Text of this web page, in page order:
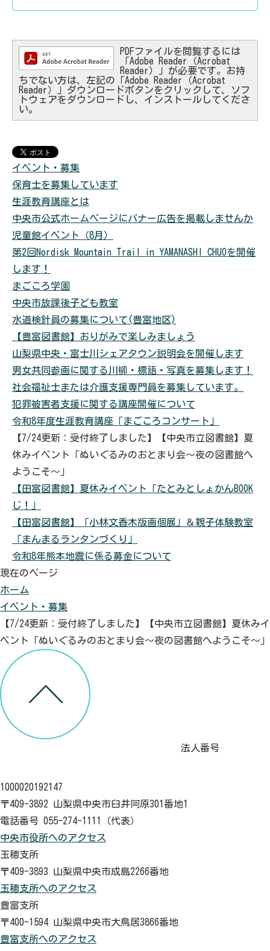
PDFファイルを閲覧するには
「Adobe Reader（Acrobat
Reader）」が必要です。お持
ちでない方は、左記の「Adobe Reader（Acrobat
Reader）」ダウンロードボタンをクリックして、ソフ
トウェアをダウンロードし、インストールしてくださ
い。
イベント・募集
保育士を募集しています
生涯教育講座とは
中央市公式ホームページにバナー広告を掲載しませんか
児童館イベント（8月）
第2回Nordisk Mountain Trail in YAMANASHI CHUOを開催
します！
まごころ学園
中央市放課後子ども教室
水道検針員の募集について(豊富地区)
【豊富図書館】おりがみで楽しみましょう
山梨県中央・富士川シェアタウン説明会を開催します
男女共同参画に関する川柳・標語・写真を募集します！
社会福祉士または介護支援専門員を募集しています。
犯罪被害者支援に関する講座開催について
令和8年度生涯教育講座「まごころコンサート」
【7/24更新：受付終了しました】【中央市立図書館】夏
休みイベント「ぬいぐるみのおとまり会～夜の図書館へ
ようこそ～」
【田富図書館】夏休みイベント「たとみとしょかんBOOK
じ！」
【田富図書館】「小林文香木版画個展」＆親子体験教室
「まんまるランタンづくり」
令和8年熊本地震に係る募金について
現在のページ
ホーム
イベント・募集
【7/24更新：受付終了しました】【中央市立図書館】夏休みイ
ベント「ぬいぐるみのおとまり会～夜の図書館へようこそ～」
法人番号
1000020192147
〒409-3892 山梨県中央市臼井阿原301番地1
電話番号 055-274-1111（代表）
中央市役所へのアクセス
玉穂支所
〒409-3893 山梨県中央市成島2266番地
玉穂支所へのアクセス
豊富支所
〒400-1594 山梨県中央市大鳥居3866番地
豊富支所へのアクセス